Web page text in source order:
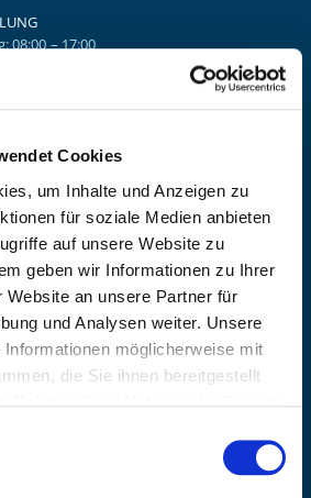
Cookies
um Inhalte und Anzeigen zu
für soziale Medien anbieten
auf unsere Website zu
geben wir Informationen zu Ihrer
Website an unsere Partner für
und Analysen weiter. Unsere
möglicherweise mit
die Sie ihnen bereitgestellt
08:00 – 17:00
Informationen zu Veranstaltungen,